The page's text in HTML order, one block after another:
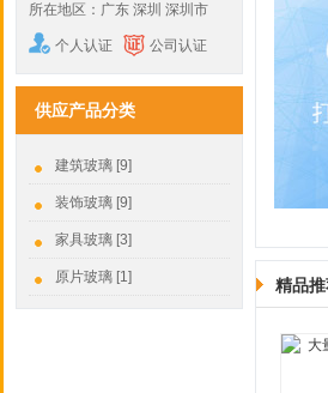
精品
所在地区：广东 深圳 深圳市
个人认证 公司认证
供应产品分类
建筑玻璃 [9]
装饰玻璃 [9]
家具玻璃 [3]
原片玻璃 [1]